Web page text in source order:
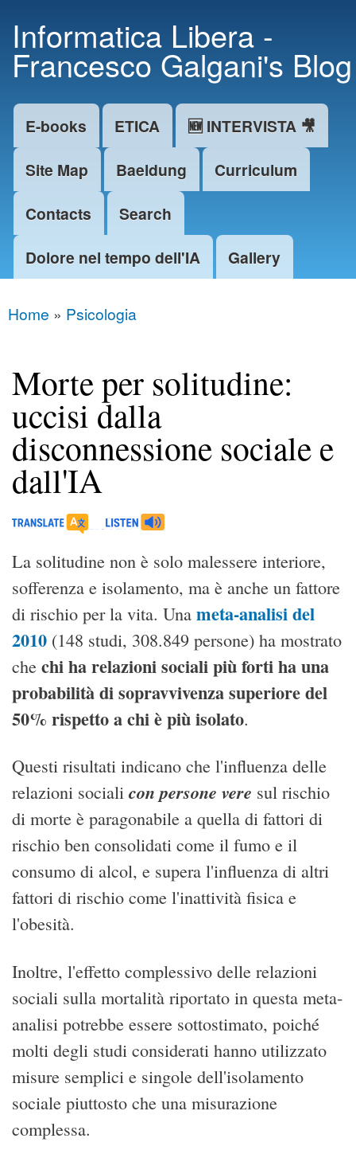
main
content
Informatica Libera -
Francesco Galgani's Blog
Main menu
E-books ETICA
🆕 INTERVISTA 🎥
Site Map
Baeldung
Curriculum
Contacts
Search
Dolore nel tempo dell'IA
Gallery
You are here
Home » Psicologia
Morte per solitudine:
uccisi dalla
disconnessione sociale e
dall'IA
La solitudine non è solo malessere interiore,
sofferenza e isolamento, ma è anche un fattore
di rischio per la vita. Una meta-analisi del
2010 (148 studi, 308.849 persone) ha mostrato
che chi ha relazioni sociali più forti ha una
probabilità di sopravvivenza superiore del
50% rispetto a chi è più isolato.
Questi risultati indicano che l'influenza delle
relazioni sociali con persone vere sul rischio
di morte è paragonabile a quella di fattori di
rischio ben consolidati come il fumo e il
consumo di alcol, e supera l'influenza di altri
fattori di rischio come l'inattività fisica e
l'obesità.
Inoltre, l'effetto complessivo delle relazioni
sociali sulla mortalità riportato in questa meta-
analisi potrebbe essere sottostimato, poiché
molti degli studi considerati hanno utilizzato
misure semplici e singole dell'isolamento
sociale piuttosto che una misurazione
complessa.